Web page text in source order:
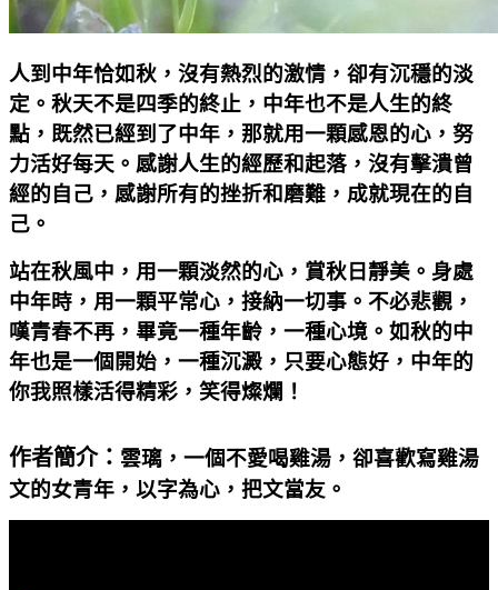
人到中年恰如秋，沒有熱烈的激情，卻有沉穩的淡
定。秋天不是四季的終止，中年也不是人生的終
點，既然已經到了中年，那就用一顆感恩的心，努
力活好每天。感謝人生的經歷和起落，沒有擊潰曾
經的自己，感謝所有的挫折和磨難，成就現在的自
己。
站在秋風中，用一顆淡然的心，賞秋日靜美。身處
中年時，用一顆平常心，接納一切事。不必悲觀，
嘆青春不再，畢竟一種年齡，一種心境。如秋的中
年也是一個開始，一種沉澱，只要心態好，中年的
你我照樣活得精彩，笑得燦爛！
作者簡介： 雲璃，一個不愛喝雞湯，卻喜歡寫雞湯
文的女青年，以字為心，把文當友。